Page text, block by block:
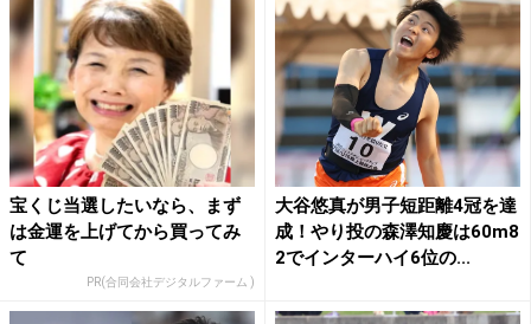
宝くじ当選したいなら、まず
は金運を上げてから買ってみ
て
PR(合同会社デジタルファーム )
大谷悠真が男子短距離4冠を達
成！やり投の森澤知慶は60m8
2でインターハイ6位の...